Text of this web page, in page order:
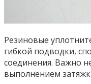
Резиновые
гибкой подводки,
соединения. Важно
выполнением